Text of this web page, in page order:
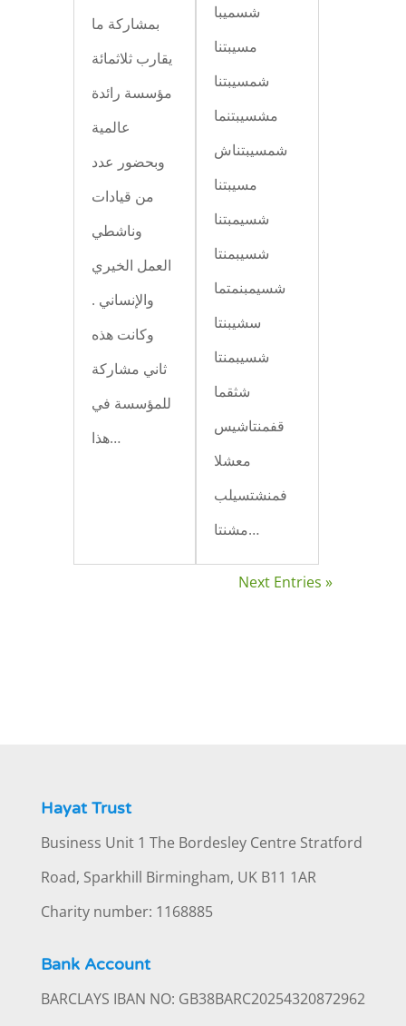
بمشاركة ما
يقارب ثلاثمائة
مؤسسة رائدة
عالمية
وبحضور عدد
من قيادات
وناشطي
العمل الخيري
والإنساني .
وكانت هذه
ثاني مشاركة
للمؤسسة في
هذا…
شسميبا
مسيبتنا
شمسيبتنا
مشسيبتنما
شمسيبتناش
مسيبتنا
شسيمبتنا
شسيبمنتا
شسيمبنمتما
سشيبنتا
شسيبمنتا
شثقما
قفمنتاشيس
معشلا
فمنشتسيلب
مشنتا…
Next Entries »
Hayat Trust
Business Unit 1 The Bordesley Centre Stratford
Road, Sparkhill Birmingham, UK B11 1AR
Charity number: 1168885
Bank Account
BARCLAYS IBAN NO: GB38BARC20254320872962